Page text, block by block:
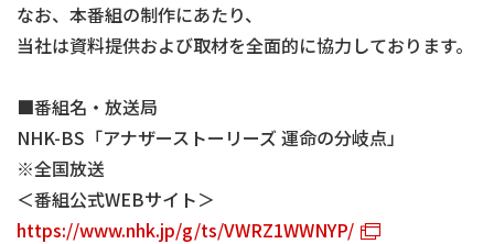
なお、本番組の制作にあたり、
当社は資料提供および取材を全面的に協力しております。
■番組名・放送局
NHK-BS「アナザーストーリーズ 運命の分岐点」
※全国放送
＜番組公式WEBサイト＞
https://www.nhk.jp/g/ts/VWRZ1WWNYP/